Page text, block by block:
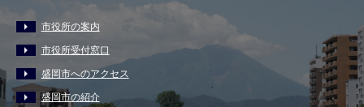
市役所の案内
市役所受付窓口
盛岡市へのアクセス
盛岡市の紹介